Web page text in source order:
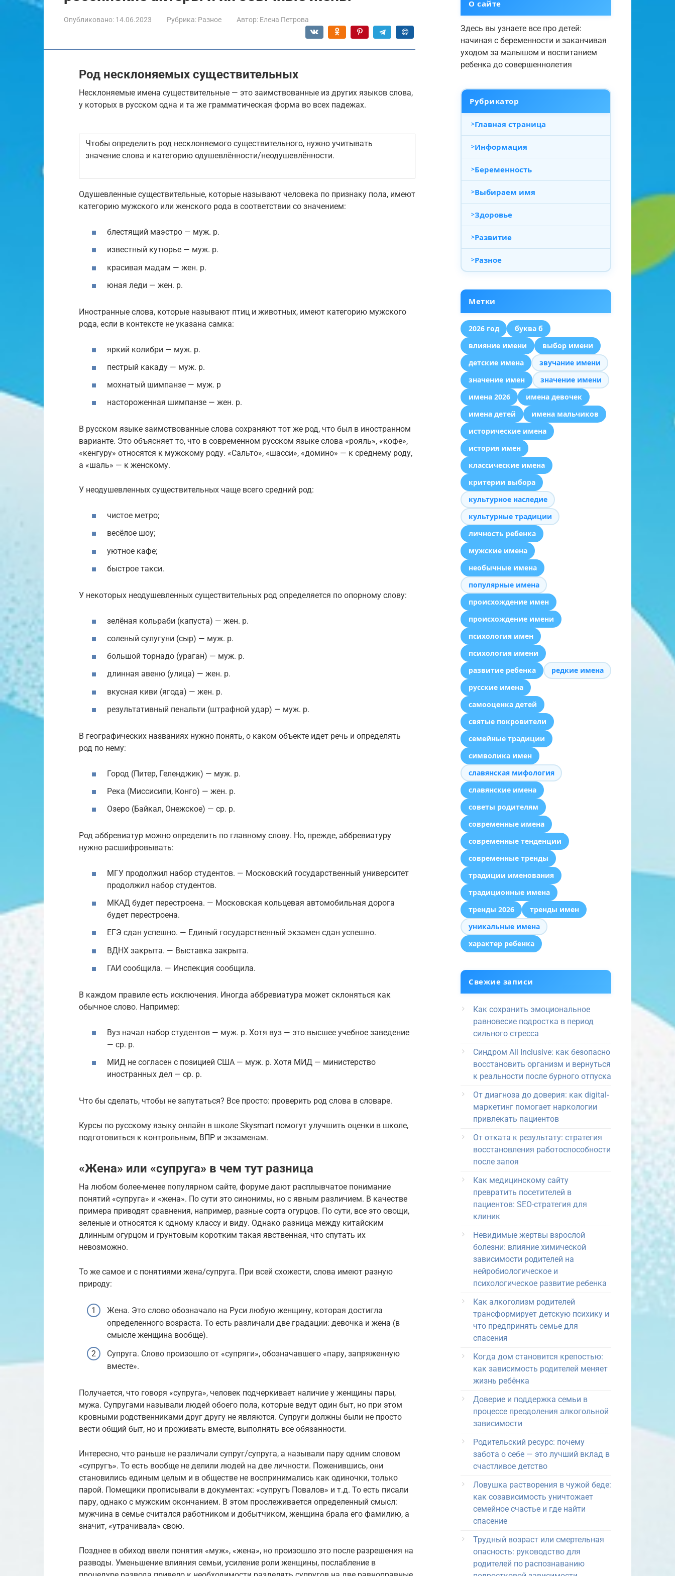
Опубликовано: 14.06.2023 Рубрика: Разное Автор: Елена Петрова
Род несклоняемых существительных
Несклоняемые имена существительные — это заимствованные из других языков слова,
у которых в русском одна и та же грамматическая форма во всех падежах.
Чтобы определить род несклоняемого существительного, нужно учитывать
значение слова и категорию одушевлённости/неодушевлённости.
Одушевленные существительные, которые называют человека по признаку пола, имеют
категорию мужского или женского рода в соответствии со значением:
блестящий маэстро — муж. р.
известный кутюрье — муж. р.
красивая мадам — жен. р.
юная леди — жен. р.
Иностранные слова, которые называют птиц и животных, имеют категорию мужского
рода, если в контексте не указана самка:
яркий колибри — муж. р.
пестрый какаду — муж. р.
мохнатый шимпанзе — муж. р
настороженная шимпанзе — жен. р.
В русском языке заимствованные слова сохраняют тот же род, что был в иностранном
варианте. Это объясняет то, что в современном русском языке слова «рояль», «кофе»,
«кенгуру» относятся к мужскому роду. «Сальто», «шасси», «домино» — к среднему роду,
а «шаль» — к женскому.
У неодушевленных существительных чаще всего средний род:
чистое метро;
весёлое шоу;
уютное кафе;
быстрое такси.
У некоторых неодушевленных существительных род определяется по опорному слову:
зелёная кольраби (капуста) — жен. р.
соленый сулугуни (сыр) — муж. р.
большой торнадо (ураган) — муж. р.
длинная авеню (улица) — жен. р.
вкусная киви (ягода) — жен. р.
результативный пенальти (штрафной удар) — муж. р.
В географических названиях нужно понять, о каком объекте идет речь и определять
род по нему:
Город (Питер, Геленджик) — муж. р.
Река (Миссисипи, Конго) — жен. р.
Озеро (Байкал, Онежское) — ср. р.
Род аббревиатур можно определить по главному слову. Но, прежде, аббревиатуру
нужно расшифровывать:
МГУ продолжил набор студентов. — Московский государственный университет
продолжил набор студентов.
МКАД будет перестроена. — Московская кольцевая автомобильная дорога
будет перестроена.
ЕГЭ сдан успешно. — Единый государственный экзамен сдан успешно.
ВДНХ закрыта. — Выставка закрыта.
ГАИ сообщила. — Инспекция сообщила.
В каждом правиле есть исключения. Иногда аббревиатура может склоняться как
обычное слово. Например:
Вуз начал набор студентов — муж. р. Хотя вуз — это высшее учебное заведение
— ср. р.
МИД не согласен с позицией США — муж. р. Хотя МИД — министерство
иностранных дел — ср. р.
Что бы сделать, чтобы не запутаться? Все просто: проверить род слова в словаре.
Курсы по русскому языку онлайн в школе Skysmart помогут улучшить оценки в школе,
подготовиться к контрольным, ВПР и экзаменам.
«Жена» или «супруга» в чем тут разница
На любом более-менее популярном сайте, форуме дают расплывчатое понимание
понятий «супруга» и «жена». По сути это синонимы, но с явным различием. В качестве
примера приводят сравнения, например, разные сорта огурцов. По сути, все это овощи,
зеленые и относятся к одному классу и виду. Однако разница между китайским
длинным огурцом и грунтовым коротким такая явственная, что спутать их
невозможно.
То же самое и с понятиями жена/супруга. При всей схожести, слова имеют разную
природу:
Жена. Это слово обозначало на Руси любую женщину, которая достигла
определенного возраста. То есть различали две градации: девочка и жена (в
смысле женщина вообще).
Супруга. Слово произошло от «супряги», обозначавшего «пару, запряженную
вместе».
Получается, что говоря «супруга», человек подчеркивает наличие у женщины пары,
мужа. Супругами называли людей обоего пола, которые ведут один быт, но при этом
кровными родственниками друг другу не являются. Супруги должны были не просто
вести общий быт, но и проживать вместе, выполнять все обязанности.
Интересно, что раньше не различали супруг/супруга, а называли пару одним словом
«супругъ». То есть вообще не делили людей на две личности. Поженившись, они
становились единым целым и в обществе не воспринимались как одиночки, только
парой. Помещики прописывали в документах: «супругъ Повалов» и т.д. То есть писали
пару, однако с мужским окончанием. В этом прослеживается определенный смысл:
мужчина в семье считался работником и добытчиком, женщина брала его фамилию, а
значит, «утрачивала» свою.
Позднее в обиход ввели понятия «муж», «жена», но произошло это после разрешения на
разводы. Уменьшение влияния семьи, усиление роли женщины, послабление в
О сайте
Здесь вы узнаете все про детей:
начиная с беременности и заканчивая
уходом за малышом и воспитанием
ребенка до совершеннолетия
Рубрикатор
Главная страница
Информация
Беременность
Выбираем имя
Здоровье
Развитие
Разное
Метки
2026 год
буква б
влияние имени
выбор имени
детские имена
звучание имени
значение имен
значение имени
имена 2026
имена девочек
имена детей
имена мальчиков
исторические имена
история имен
классические имена
критерии выбора
культурное наследие
культурные традиции
личность ребенка
мужские имена
необычные имена
популярные имена
происхождение имен
происхождение имени
психология имен
психология имени
развитие ребенка
редкие имена
русские имена
самооценка детей
святые покровители
семейные традиции
символика имен
славянская мифология
славянские имена
советы родителям
современные имена
современные тенденции
современные тренды
традиции именования
традиционные имена
тренды 2026
тренды имен
уникальные имена
характер ребенка
Свежие записи
Как сохранить эмоциональное
равновесие подростка в период
сильного стресса
Синдром All Inclusive: как безопасно
восстановить организм и вернуться
к реальности после бурного отпуска
От диагноза до доверия: как digital-
маркетинг помогает наркологии
привлекать пациентов
От отката к результату: стратегия
восстановления работоспособности
после запоя
Как медицинскому сайту
превратить посетителей в
пациентов: SEO-стратегия для
клиник
Невидимые жертвы взрослой
болезни: влияние химической
зависимости родителей на
нейробиологическое и
психологическое развитие ребенка
Как алкоголизм родителей
трансформирует детскую психику и
что предпринять семье для
спасения
Когда дом становится крепостью:
как зависимость родителей меняет
жизнь ребёнка
Доверие и поддержка семьи в
процессе преодоления алкогольной
зависимости
Родительский ресурс: почему
забота о себе — это лучший вклад в
счастливое детство
Ловушка растворения в чужой беде:
как созависимость уничтожает
семейное счастье и где найти
спасение
Трудный возраст или смертельная
опасность: руководство для
родителей по распознаванию